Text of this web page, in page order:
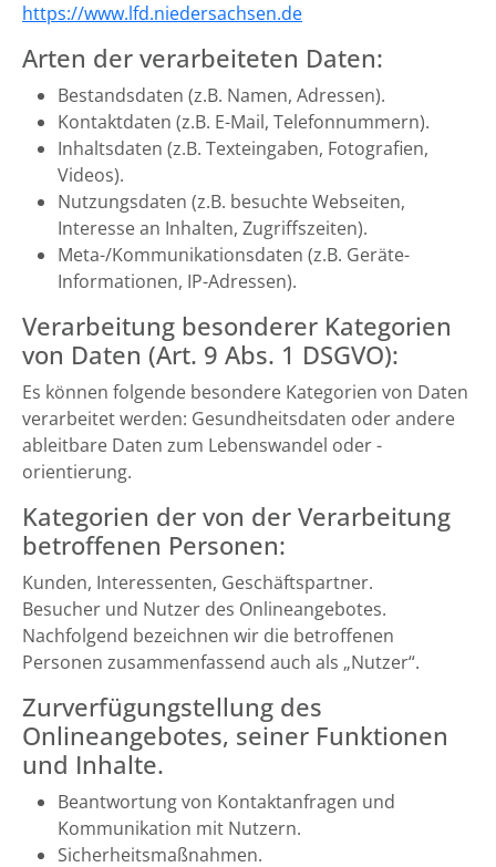
https://www.lfd.niedersachsen.de
Arten der verarbeiteten Daten:
Bestandsdaten (z.B. Namen, Adressen).
Kontaktdaten (z.B. E-Mail, Telefonnummern).
Inhaltsdaten (z.B. Texteingaben, Fotografien,
Videos).
Nutzungsdaten (z.B. besuchte Webseiten,
Interesse an Inhalten, Zugriffszeiten).
Meta-/Kommunikationsdaten (z.B. Geräte-
Informationen, IP-Adressen).
Verarbeitung besonderer Kategorien
von Daten (Art. 9 Abs. 1 DSGVO):
Es können folgende besondere Kategorien von Daten
verarbeitet werden: Gesundheitsdaten oder andere
ableitbare Daten zum Lebenswandel oder -
orientierung.
Kategorien der von der Verarbeitung
betroffenen Personen:
Kunden, Interessenten, Geschäftspartner.
Besucher und Nutzer des Onlineangebotes.
Nachfolgend bezeichnen wir die betroffenen
Personen zusammenfassend auch als „Nutzer“.
Zurverfügungstellung des
Onlineangebotes, seiner Funktionen
und Inhalte.
Beantwortung von Kontaktanfragen und
Kommunikation mit Nutzern.
Sicherheitsmaßnahmen.